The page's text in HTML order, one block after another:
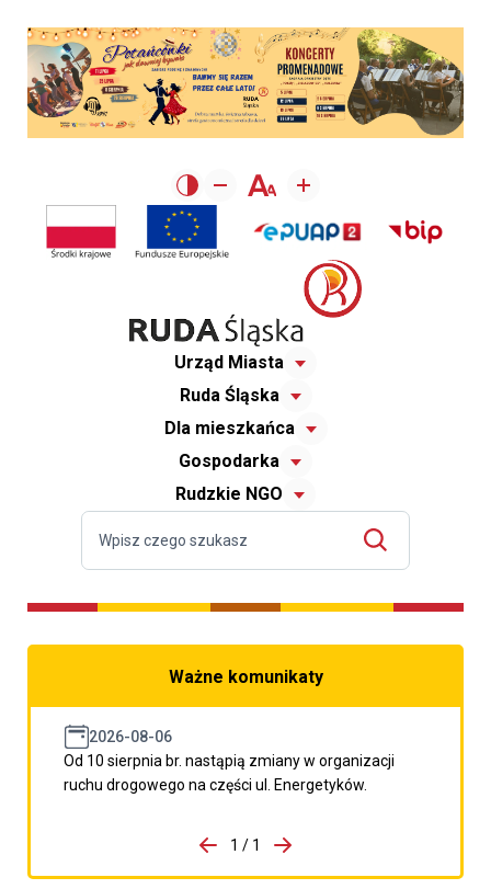
Urząd Miasta
Ruda Śląska
Dla mieszkańca
Gospodarka
Rudzkie NGO
Ważne komunikaty
2026-08-06
Od 10 sierpnia br. nastąpią zmiany w organizacji
ruchu drogowego na części ul. Energetyków.
porzpedniego komunikatu
1 / 1
Przejdź do następnego